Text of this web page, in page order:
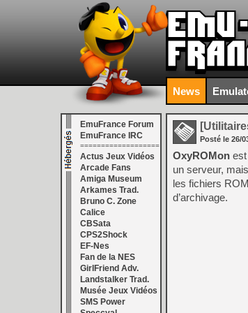
News
EmuFrance Forum
EmuFrance IRC
===================
Actus Jeux Vidéos
Arcade Fans
Amiga Museum
Arkames Trad.
Bruno C. Zone
Calice
CBSata
CPS2Shock
EF-Nes
Fan de la NES
GirlFriend Adv.
Landstalker Trad.
Musée Jeux Vidéos
SMS Power
Posté le 26/
OxyROMon
un serveur,
les fichiers
d’archivage.